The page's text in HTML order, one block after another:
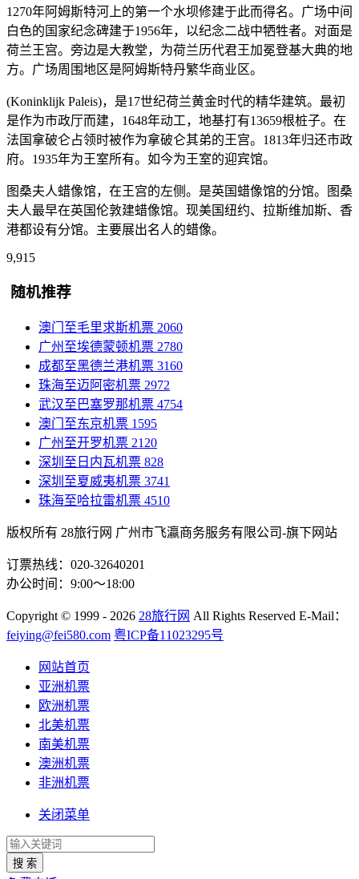
1270年阿姆斯特河上的第一个水坝修建于此而得名。广场中间
白色的国家纪念碑建于1956年，以纪念二战中牺牲者。对面是
荷兰王宫。旁边是大教堂，为荷兰历代君王加冕登基大典的地
方。广场周围地区是阿姆斯特丹繁华商业区。
(Koninklijk Paleis)，是17世纪荷兰黄金时代的精华建筑。最初
是作为市政厅而建，1648年动工，地基打有13659根桩子。在
法国拿破仑占领时被作为拿破仑其弟的王宫。1813年归还市政
府。1935年为王室所有。如今为王室的迎宾馆。
图桑夫人蜡像馆，在王宫的左侧。是英国蜡像馆的分馆。图桑
夫人最早在英国伦敦建蜡像馆。现美国纽约、拉斯维加斯、香
港都设有分馆。主要展出名人的蜡像。
9,915
随机推荐
澳门至毛里求斯机票 2060
广州至埃德蒙顿机票 2780
成都至黑德兰港机票 3160
珠海至迈阿密机票 2972
武汉至巴塞罗那机票 4754
澳门至东京机票 1595
广州至开罗机票 2120
深圳至日内瓦机票 828
深圳至夏威夷机票 3741
珠海至哈拉雷机票 4510
版权所有 28旅行网 广州市飞瀛商务服务有限公司-旗下网站
订票热线：020-32640201
办公时间：9:00～18:00
Copyright © 1999 - 2026 28旅行网 All Rights Reserved E-Mail：
feiying@fei580.com 粤ICP备11023295号
网站首页
亚洲机票
欧洲机票
北美机票
南美机票
澳洲机票
非洲机票
关闭菜单
搜 索